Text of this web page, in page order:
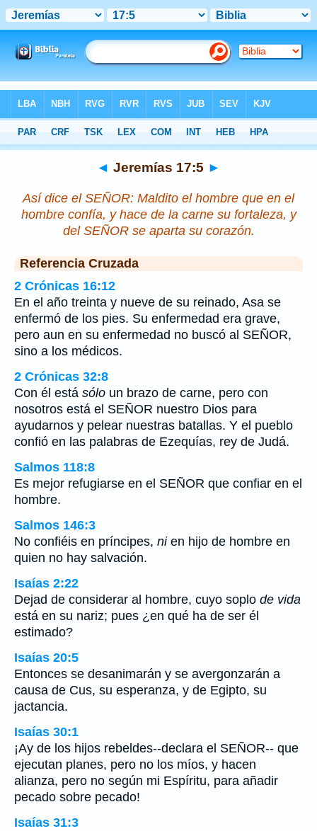
>Jeremías Capítulo 17 > Verso 5
◄ Jeremías 17:5 ►
Así dice el SEÑOR: Maldito el hombre que en el
hombre confía, y hace de la carne su fortaleza, y
del SEÑOR se aparta su corazón.
Referencia Cruzada
2 Crónicas 16:12
En el año treinta y nueve de su reinado, Asa se
enfermó de los pies. Su enfermedad era grave,
pero aun en su enfermedad no buscó al SEÑOR,
sino a los médicos.
2 Crónicas 32:8
Con él está sólo un brazo de carne, pero con
nosotros está el SEÑOR nuestro Dios para
ayudarnos y pelear nuestras batallas. Y el pueblo
confió en las palabras de Ezequías, rey de Judá.
Salmos 118:8
Es mejor refugiarse en el SEÑOR que confiar en el
hombre.
Salmos 146:3
No confiéis en príncipes, nien hijo de hombre en
quien no hay salvación.
Isaías 2:22
Dejad de considerar al hombre, cuyo soplo de vida
está en su nariz; pues ¿en qué ha de ser él
estimado?
Isaías 20:5
Entonces se desanimarán y se avergonzarán a
causa de Cus, su esperanza, y de Egipto, su
jactancia.
Isaías 30:1
¡Ay de los hijos rebeldes--declara el SEÑOR-- que
ejecutan planes, pero no los míos, y hacen
alianza, pero no según mi Espíritu, para añadir
pecado sobre pecado!
Isaías 31:3